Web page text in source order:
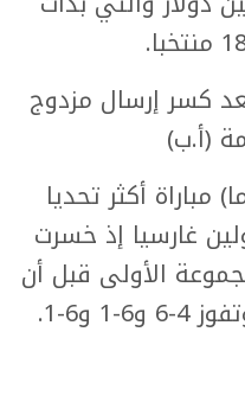
4-صفر بعد كسر إرسال مزدوج
(أ.ب)
شيفونتيك (22 عاما) مباراة أكثر تحديا
غارسيا إذ خسرت
الأولى قبل أن
و6-1.